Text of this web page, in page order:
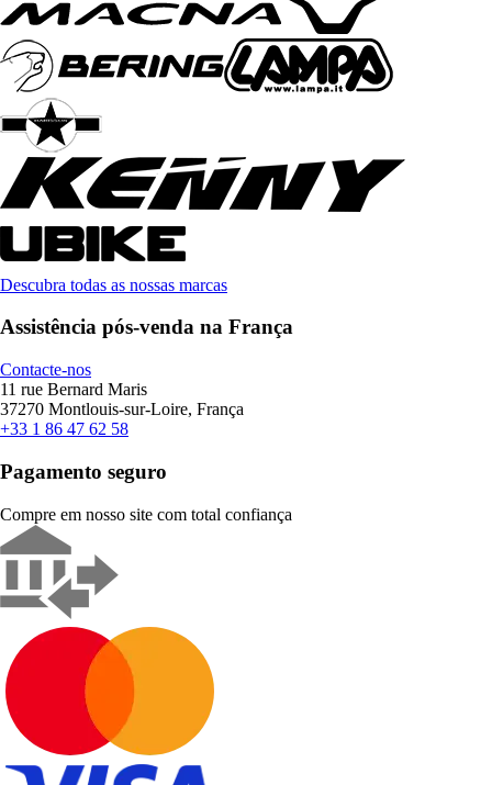
Descubra todas as nossas marcas
Assistência pós-venda na França
Contacte-nos
11 rue Bernard Maris
37270 Montlouis-sur-Loire, França
+33 1 86 47 62 58
Pagamento seguro
Compre em nosso site com total confiança